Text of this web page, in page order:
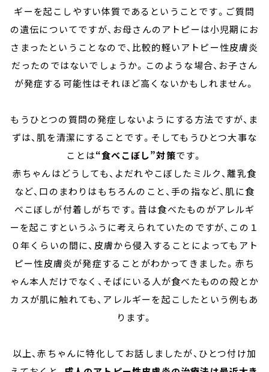
ギーを起こしやすい体質であるということです。ご質問
の遺伝についてですが、お母さんのアトピーは小児期にお
さまったということなので、比較的軽いアトピー性皮膚炎
だったのではないでしょうか。このような場合、お子さん
が発症する可能性はそれほど高くないかもしれません。
もうひとつの質問の発症しないようにする方法ですが、ま
ずは、肌を清潔にすることです。そしてもうひとつ大事な
ことは“食べこぼし”対策です。
赤ちゃんはどうしても、よだれやこぼしたミルク、離乳食
など、口のまわりはもちろんのこと、手の指など、肌に食
べこぼしが付着しがちです。昔は食べたものがアレルギ
ーを起こすというふうに考えられていたのですが、この１
０年くらいの間に、皮膚から侵入することによってもアト
ピー性皮膚炎が発症することがわかってきました。赤ち
ゃん本人だけでなく、そばにいる人が食べたものの殻とか
カスが肌に触れても、アレルギーを起こしたという例もあ
ります。
以上、赤ちゃんに特化してお話しましたが、ひとつ付け加